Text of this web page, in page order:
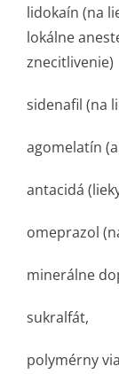
lidokaín (na
lokálne
znecitlivenie)
sidenafil (na
agomelatín
antacidá
omeprazol
minerálne
sukralfát,
polymérny